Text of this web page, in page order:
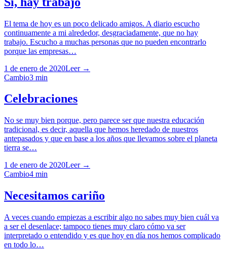
El tema de hoy es un poco delicado amigos. A diario escucho
continuamente a mi alrededor, desgraciadamente, que no hay
trabajo. Escucho a muchas personas que no pueden encontrarlo
porque las empresas…
1 de enero de 2020Leer →
Cambio3 min
Celebraciones
No se muy bien porque, pero parece ser que nuestra educación
tradicional, es decir, aquella que hemos heredado de nuestros
antepasados y que en base a los años que llevamos sobre el planeta
tierra se…
1 de enero de 2020Leer →
Cambio4 min
Necesitamos cariño
A veces cuando empiezas a escribir algo no sabes muy bien cuál va
a ser el desenlace; tampoco tienes muy claro cómo va ser
interpretado o entendido y es que hoy en día nos hemos complicado
en todo lo…